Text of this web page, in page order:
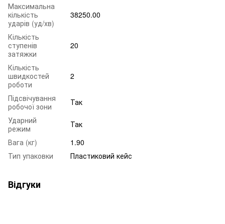
Максимальна
кількість
ударів (уд/хв)
38250.00
Кількість
ступенів
затяжки
20
Кількість
швидкостей
роботи
2
Підсвічування
робочої зони
Так
Ударний
режим
Так
Вага (кг)
1.90
Тип упаковки
Пластиковий кейс
Відгуки